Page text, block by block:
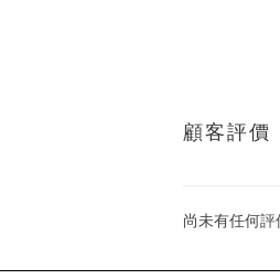
顧客評價
尚未有任何評